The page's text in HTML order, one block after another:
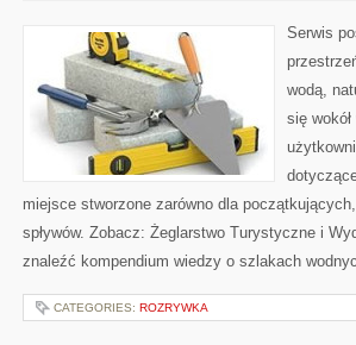
Serwis
wodą,
się
miejsce stworzone zarówno dla
spływów. Zobacz: Żeglarstwo Turystyczne i
znaleźć kompendium wiedzy o szlakach
CATEGORIES: ROZRYWKA